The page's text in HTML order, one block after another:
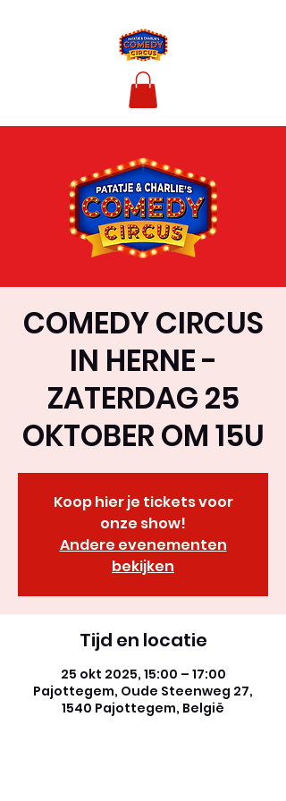
COMEDY CIRCUS
IN HERNE -
ZATERDAG 25
OKTOBER OM 15U
Koop hier je tickets voor
onze show!
Andere evenementen
bekijken
Tijd en locatie
25 okt 2025, 15:00 – 17:00
Pajottegem, Oude Steenweg 27,
1540 Pajottegem, België